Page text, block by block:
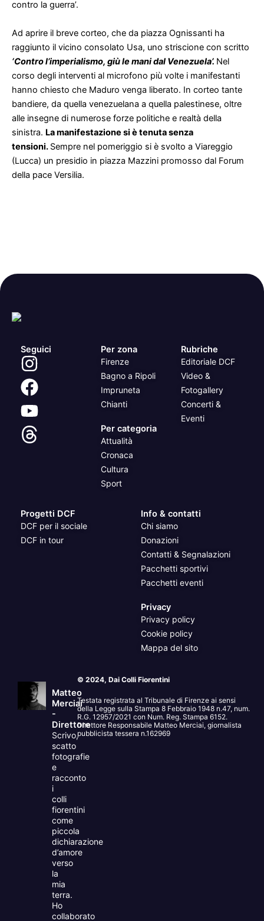
contro la guerra’.
Ad aprire il breve corteo, che da piazza Ognissanti ha
raggiunto il vicino consolato Usa, uno striscione con scritto
‘Contro l’imperialismo, giù le mani dal Venezuela’. Nel
corso degli interventi al microfono più volte i manifestanti
hanno chiesto che Maduro venga liberato. In corteo tante
bandiere, da quella venezuelana a quella palestinese, oltre
alle insegne di numerose forze politiche e realtà della
sinistra. La manifestazione si è tenuta senza
tensioni. Sempre nel pomeriggio si è svolto a Viareggio
(Lucca) un presidio in piazza Mazzini promosso dal Forum
della pace Versilia.
Seguici Per zona
Firenze
Bagno a Ripoli
Impruneta
Chianti
Per categoria
Attualità
Cronaca
Cultura
Sport
Rubriche
Editoriale DCF
Video &
Fotogallery
Concerti &
Eventi
Progetti DCF
DCF per il sociale
DCF in tour
Info & contatti
Chi siamo
Donazioni
Contatti & Segnalazioni
Pacchetti sportivi
Pacchetti eventi
Privacy
Privacy policy
Cookie policy
Mappa del sito
Matteo
Merciai
-
Direttore
Scrivo,
scatto
fotografie
e
racconto
i
colli
fiorentini
come
piccola
dichiarazione
d’amore
verso
la
mia
terra.
Ho
collaborato
© 2024, Dai Colli Fiorentini
Testata registrata al Tribunale di Firenze ai sensi
della Legge sulla Stampa 8 Febbraio 1948 n.47, num.
R.G. 12957/2021 con Num. Reg. Stampa 6152.
Direttore Responsabile Matteo Merciai, giornalista
pubblicista tessera n.162969